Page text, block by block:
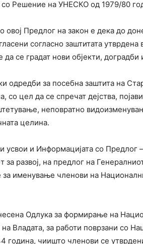
со Решение на УНЕСКО од 1979/80
овој Предлог на закон е дека до
согласно заштитата утврдена
се градат нови објекти, доградби
одредби за посебна заштита на
со цел да се спречат дејства,
неповратно
целина.
усвои и Информацијата со Предлог
развој, на предлог на
именување членови на
Одлука за формирање на
Владата, за работи поврзани со
година, чиишто членови се